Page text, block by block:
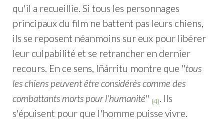
qu'il a recueillie. Si tous les personnages
principaux du film ne battent pas leurs chiens,
ils se reposent néanmoins sur eux pour libérer
leur culpabilité et se retrancher en dernier
recours. En ce sens, Iñárritu montre que "tous
les chiens peuvent être considérés comme des
combattants morts pour l'humanité" (4). Ils
s'épuisent pour que l'homme puisse vivre.